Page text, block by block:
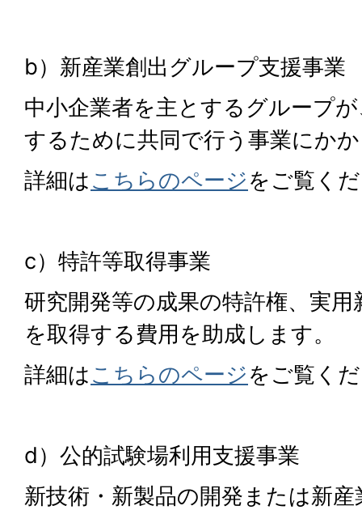
b）新産業創出グループ支援事業
中小企業者を主とするグループ
するために共同で行う事業にか
詳細はこちらのページをご覧く
c）特許等取得事業
研究開発等の成果の特許権、実
を取得する費用を助成します。
詳細はこちらのページをご覧く
d）公的試験場利用支援事業
新技術・新製品の開発または新